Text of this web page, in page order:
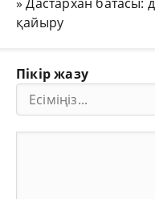
қайыру
Пікір жазу